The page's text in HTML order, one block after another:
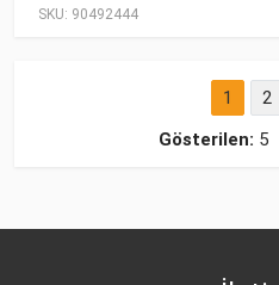
SKU: 90492444
1 2
Gösterilen: 5